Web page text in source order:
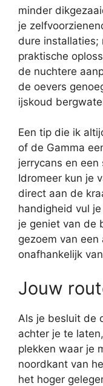
minder
je
dure installaties;
praktische
de nuchtere
de oevers
ijskoud
Een tip die ik
of de Gamma
jerrycans en
Idromeer kun je
direct aan de
handigheid vul
je geniet van de
gezoem van
onafhankelijk
Jouw
Als je besluit de
achter je te
plekken waar je
noordkant van
het hoger